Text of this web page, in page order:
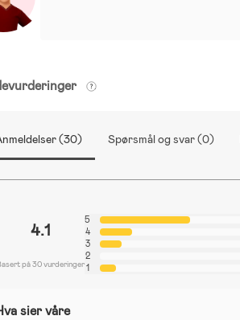
(30) Spørsmål og svar (0)
4.1
på 30 vurderinger
5
4
3
2
1
sier våre